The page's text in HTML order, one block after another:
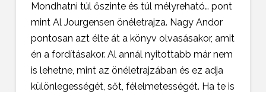
Mondhatni túl őszinte és túl mélyreható… pont
mint Al Jourgensen önéletrajza. Nagy Andor
pontosan azt élte át a könyv olvasásakor, amit
én a fordításakor. Al annál nyitottabb már nem
is lehetne, mint az önéletrajzában és ez adja
különlegességét, sőt, félelmetességét. Ha te is